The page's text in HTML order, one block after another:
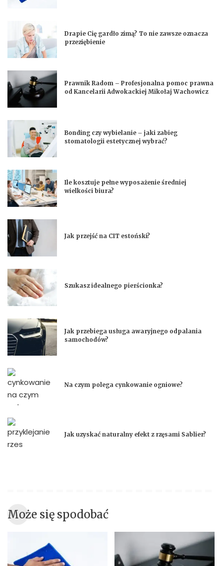
Drapie Cię gardło zimą? To nie zawsze oznacza
przeziębienie
Prawnik Radom – Profesjonalna pomoc prawna
od Kancelarii Adwokackiej Mikołaj Wachowicz
Bonding czy wybielanie – jaki zabieg
stomatologii estetycznej wybrać?
Ile kosztuje pełne wyposażenie średniej
wielkości biura?
Jak przejść na CIT estoński?
Szukasz idealnego pierścionka?
Jak przebiega usługa awaryjnego odpalania
samochodów?
Na czym polega cynkowanie ogniowe?
Jak uzyskać naturalny efekt z rzęsami Sablier?
Może się spodobać